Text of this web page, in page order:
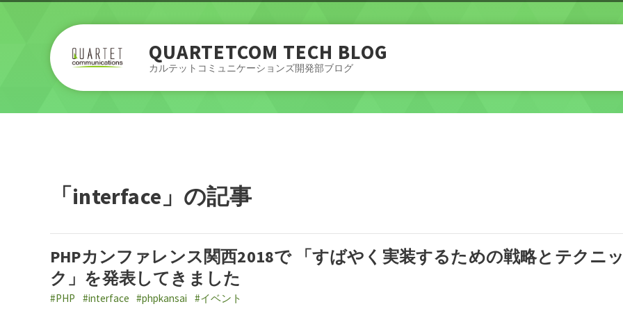
QUARTETCOM TECH BLOG
カルテットコミュニケーションズ開発部ブログ
「interface」の記事
PHPカンファレンス関西2018で 「すばやく実装するための戦略とテクニ
ク」を発表してきました
#PHP #interface #phpkansai
#イベント